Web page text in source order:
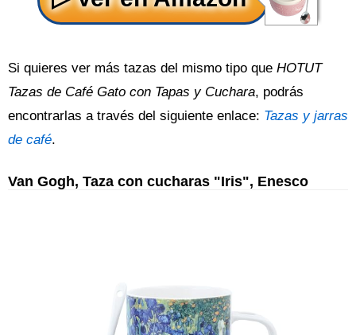
Si quieres ver más tazas del mismo tipo que HOTUT
Tazas de Café Gato con Tapas y Cuchara, podrás
encontrarlas a través del siguiente enlace: Tazas y jarras
de café.
Van Gogh, Taza con cucharas "Iris", Enesco